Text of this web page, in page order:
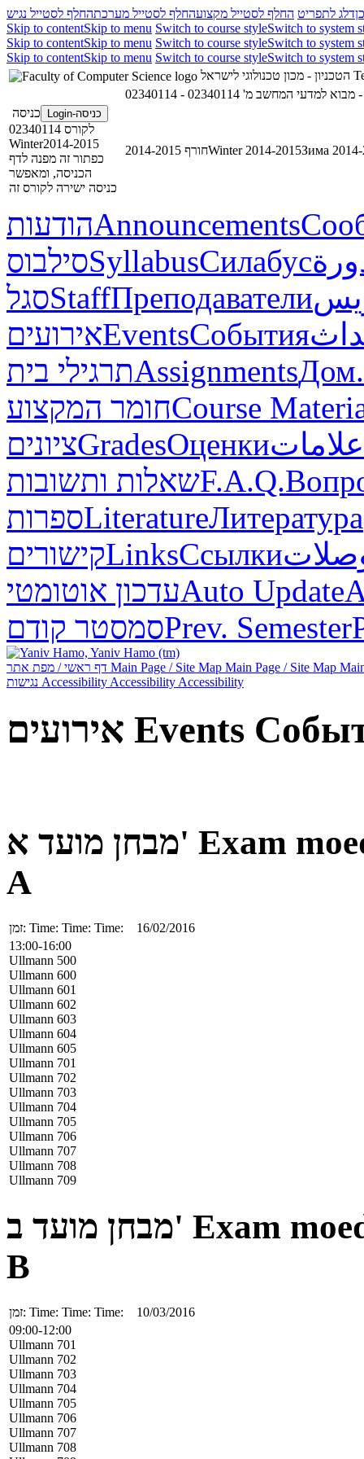
דלג לתפריט החלף לסטייל מקצועהחלף לסטייל מערכתהחלף לסטייל נגיש
Skip to contentSkip to menu Switch to course styleSwitch to system
Skip to contentSkip to menu Switch to course styleSwitch to system
Skip to contentSkip to menu Switch to course styleSwitch to system
02340114 - מבוא למדעי המחשב מ'
כניסה-Login
כניסה
לקורס 02340114
Winter2014-2015
כפתור זה מפנה לדף
הכניסה, ומאפשר
כניסה ישירה לקורס זה
חורף 2014-2015Winter 2014-2015Зима
הודעותAnnouncements
סילבוסSyllabusСилабус
סגלStaffПреподаватели
אירועיםEventsСобытия
תרגילי ביתAssignmentsДом.
חומר המקצועCourse
ציוניםGradesОценкиعلامات
שאלות ותשובותF.A.Q.
ספרותLiteratureЛитература
קישוריםLinksСсылки
עדכון אוטומטיAuto Update
סמסטר קודםPrev. Semester
Main Page / Site Map Main Page / Site Map
Accessibility Accessibility Accessibility
אירועים Events
מבחן מועד א' Exam
A
זמן: Time: Time: Time:
16/02/2016
13:00-16:00
Ullmann 500
Ullmann 600
Ullmann 601
Ullmann 602
Ullmann 603
Ullmann 604
Ullmann 605
Ullmann 701
Ullmann 702
Ullmann 703
Ullmann 704
Ullmann 705
Ullmann 706
Ullmann 707
Ullmann 708
Ullmann 709
מבחן מועד ב' Exam
B
זמן: Time: Time: Time:
10/03/2016
09:00-12:00
Ullmann 701
Ullmann 702
Ullmann 703
Ullmann 704
Ullmann 705
Ullmann 706
Ullmann 707
Ullmann 708